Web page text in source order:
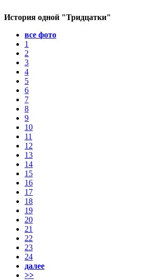
История одной "Тридцатки"
все фото
1
2
3
4
5
6
7
8
9
10
11
12
13
14
15
16
17
18
19
20
21
22
23
24
далее
>>